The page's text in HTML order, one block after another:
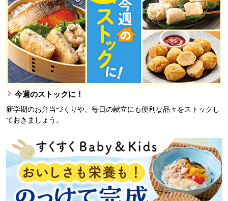
今週のストックに！
新学期のお弁当づくりや、毎日の献立にも便利な品々をストックし
ておきましょう。